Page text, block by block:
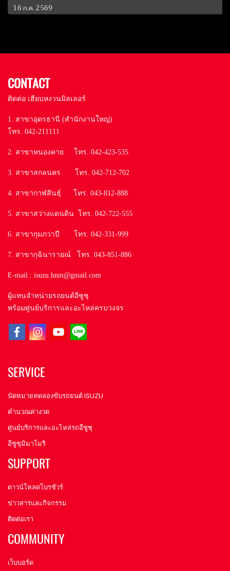
16 ก.ค. 2569
CONTACT
ติดต่อ เฮียบหงวนมิลเลอร์
1. สาขาอุดรธานี (สำนักงานใหญ่)
โทร. 042-211111
2. สาขาหนองคาย โทร. 042-423-535
3. สาขาสกลนคร โทร. 042-712-702
4. สาขากาฬสินธุ์ โทร. 043-812-888
5. สาขาสว่างแดนดิน โทร. 042-722-555
6. สาขากุมภวาปี โทร. 042-331-999
7. สาขากุฉินารายณ์ โทร. 043-851-886
E-mail : isuzu.hnm@gmail.com
ผู้แทนจำหน่ายรถยนต์อีซูซุ
พร้อมศูนย์บริการและอะไหล่ครบวงจร
SERVICE
นัดหมายทดลองขับรถยนต์ ISUZU
คำนวณค่างวด
ศูนย์บริการและอะไหล่รถอีซูซุ
อีซูซุมิมาโมริ
SUPPORT
ดาวน์โหลดโบรชัวร์
ข่าวสารและกิจกรรม
ติดต่อเรา
COMMUNITY
เว็บบอร์ด